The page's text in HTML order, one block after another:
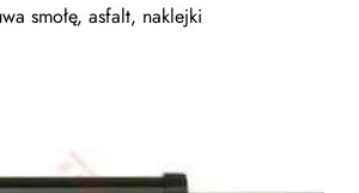
smołę, asfalt, naklejki